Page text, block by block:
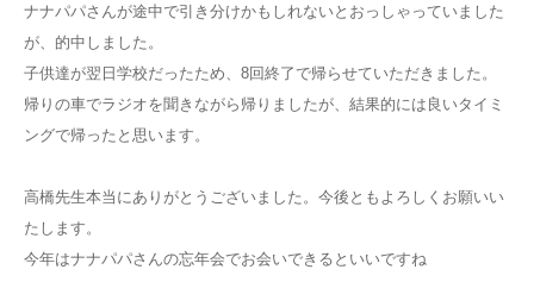
ナナパパさんが途中で引き分けかもしれないとおっしゃっていました
が、的中しました。
子供達が翌日学校だったため、8回終了で帰らせていただきました。
帰りの車でラジオを聞きながら帰りましたが、結果的には良いタイミ
ングで帰ったと思います。
高橋先生本当にありがとうございました。今後ともよろしくお願いい
たします。
今年はナナパパさんの忘年会でお会いできるといいですね